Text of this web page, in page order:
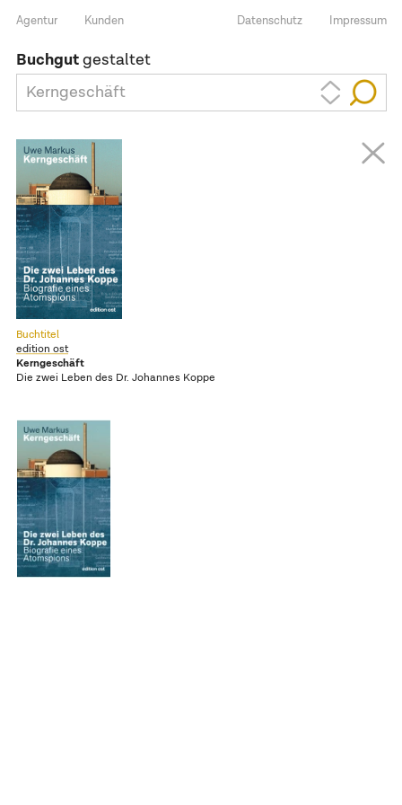
Agentur Kunden Impressum
Datenschutz
Buchgutgestaltet
Kerngeschäft
Buchtitel
edition ost
Kerngeschäft
Die zwei Leben des Dr. Johannes Koppe